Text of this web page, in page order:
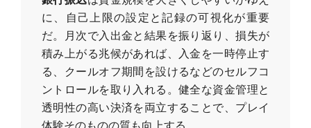
に、自己上限の設定と記録の可視化が重要
だ。月次で入出金と結果を振り返り、損失が
積み上がる兆候があれば、入金を一時停止す
る、クールオフ期間を設けるなどのセルフコ
ントロールを取り入れる。健全な資金管理と
透明性の高い決済を両立することで、プレイ